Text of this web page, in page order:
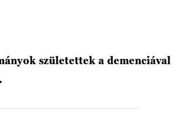
születettek a demenciával